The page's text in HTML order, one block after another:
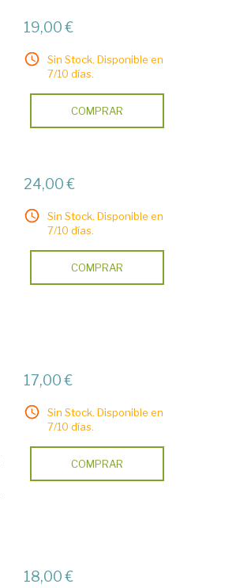
19,00 €
Sin Stock. Disponible en
7/10 días.
COMPRAR
24,00 €
Sin Stock. Disponible en
7/10 días.
COMPRAR
17,00 €
Sin Stock. Disponible en
7/10 días.
COMPRAR
18,00 €